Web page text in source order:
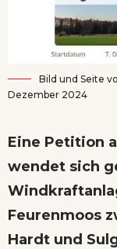
Bild und Seite
Dezember 2024
Eine Petition
wendet sich
Feurenmoos
Hardt und